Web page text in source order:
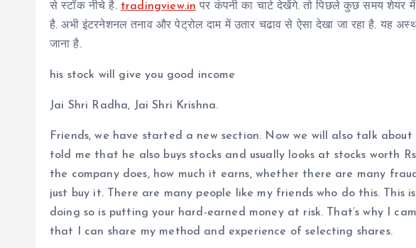
से स्टॉक नीचे है. tradingview.in पर कंपनी का चार्ट देखेंगे. तो पिछले कुछ समय शेयर
है. अभी इंटरनेशनल तनाव और पेट्रोल दाम में उतार चढाव से ऐसा देखा जा रहा है. यह
जाना है.
his stock will give you good income
Jai Shri Radha, Jai Shri Krishna.
Friends, we have started a new section. Now we will also talk
told me that he also buys stocks and usually looks at stocks worth
the company does, how much it earns, whether there are many
just buy it. There are many people like my friends who do this. This
doing so is putting your hard-earned money at risk. That’s why I
that I can share my method and experience of selecting shares.